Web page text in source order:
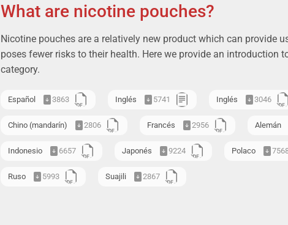
What are nicotine pouches?
Nicotine pouches are a relatively new product which can provide
poses fewer risks to their health. Here we provide an
category.
Español 3863 Inglés 5741 Inglés 3046
Chino (mandarín) 2806 Francés 2956 Alemán
Indonesio 6657 Japonés 9224 Polaco
Ruso 5993 Suajili 2867